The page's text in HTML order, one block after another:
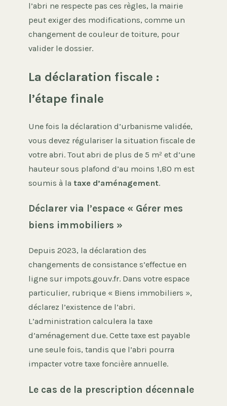
l’abri ne respecte pas ces règles, la mairie
peut exiger des modifications, comme un
changement de couleur de toiture, pour
valider le dossier.
La déclaration fiscale :
l’étape finale
Une fois la déclaration d’urbanisme validée,
vous devez régulariser la situation fiscale de
votre abri. Tout abri de plus de 5 m² et d’une
hauteur sous plafond d’au moins 1,80 m est
soumis à la taxe d’aménagement.
Déclarer via l’espace « Gérer mes
biens immobiliers »
Depuis 2023, la déclaration des
changements de consistance s’effectue en
ligne sur impots.gouv.fr. Dans votre espace
particulier, rubrique « Biens immobiliers »,
déclarez l’existence de l’abri.
L’administration calculera la taxe
d’aménagement due. Cette taxe est payable
une seule fois, tandis que l’abri pourra
impacter votre taxe foncière annuelle.
Le cas de la prescription décennale